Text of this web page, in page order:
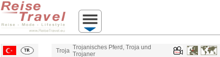
Troja Trojanisches Pferd, Troja und
Trojaner